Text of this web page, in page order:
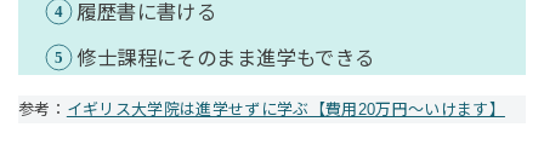
履歴書に書ける
修士課程にそのまま進学もできる
参考： イギリス大学院は進学せずに学ぶ【費用20万円〜いけます】